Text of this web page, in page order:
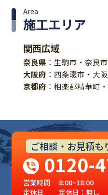
施工エリア
Area
関西広域
奈良県 ：生駒市・奈良
大阪府 ：四条畷市・大
京都府 ：相楽郡精華町
ご相談・お見積も
0120-
営業時間
8:00~18:00
定休日
定休日：無し